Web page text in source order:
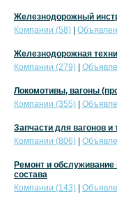
Железнодорожный
Компании (58)
Железнодорожная
Компании (279)
Локомотивы, вагоны
Компании (355)
Запчасти для вагонов и
Компании (806)
Ремонт и обслуживание
состава
Компании (143)